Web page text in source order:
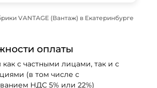
VANTAGE (Вантаж) в Екатеринбурге
оплаты
как с частными лицами, так и с
(в том числе с
НДС 5% или 22%)